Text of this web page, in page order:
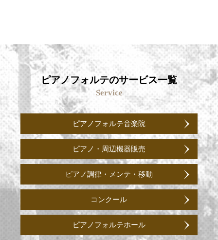
ピアノフォルテのサービス一覧
Service
ピアノフォルテ音楽院
ピアノ・周辺機器販売
ピアノ調律・メンテ・移動
コンクール
ピアノフォルテホール